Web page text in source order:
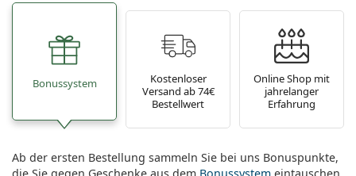
Bonussystem
Kostenloser
Versand ab 74€
Bestellwert
Online Shop mit
jahrelanger
Erfahrung
Ab der ersten Bestellung sammeln Sie bei uns Bonuspunkte,